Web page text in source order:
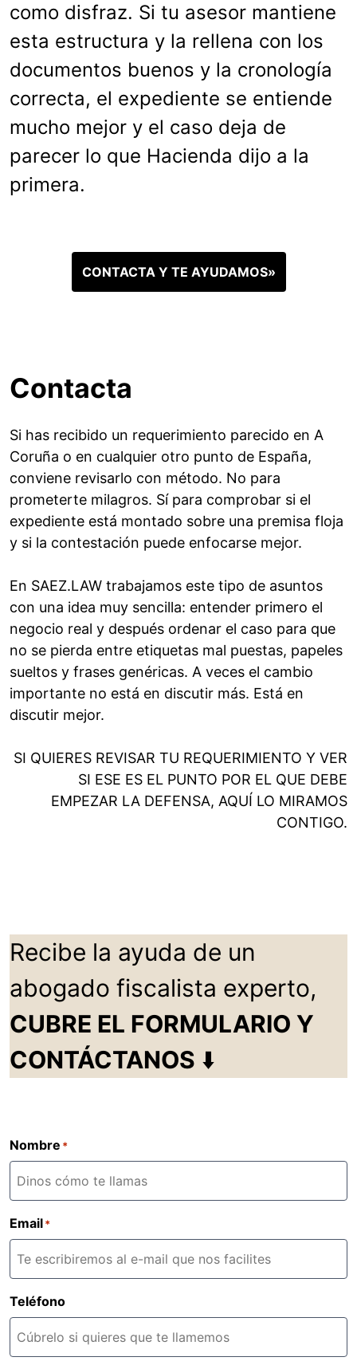
como disfraz. Si tu asesor mantiene
esta estructura y la rellena con los
documentos buenos y la cronología
correcta, el expediente se entiende
mucho mejor y el caso deja de
parecer lo que Hacienda dijo a la
primera.
CONTACTA Y TE AYUDAMOS»
Contacta
Si has recibido un requerimiento parecido en A
Coruña o en cualquier otro punto de España,
conviene revisarlo con método. No para
prometerte milagros. Sí para comprobar si el
expediente está montado sobre una premisa floja
y si la contestación puede enfocarse mejor.
En SAEZ.LAW trabajamos este tipo de asuntos
con una idea muy sencilla: entender primero el
negocio real y después ordenar el caso para que
no se pierda entre etiquetas mal puestas, papeles
sueltos y frases genéricas. A veces el cambio
importante no está en discutir más. Está en
discutir mejor.
SI QUIERES REVISAR TU REQUERIMIENTO Y VER
SI ESE ES EL PUNTO POR EL QUE DEBE
EMPEZAR LA DEFENSA, AQUÍ LO MIRAMOS
CONTIGO.
Recibe la ayuda de un
abogado fiscalista experto,
CUBRE EL FORMULARIO Y
CONTÁCTANOS ⬇️
Nombre *
Email*
Teléfono